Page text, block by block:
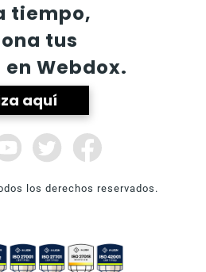
tiempo,
tus
Webdox.
aquí
los derechos reservados.